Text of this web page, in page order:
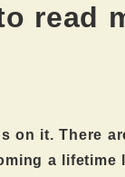
read
on it. There
a lifetime